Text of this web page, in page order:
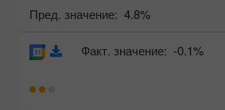
Пред. значение: 4.8%
Факт. значение: -0.1%